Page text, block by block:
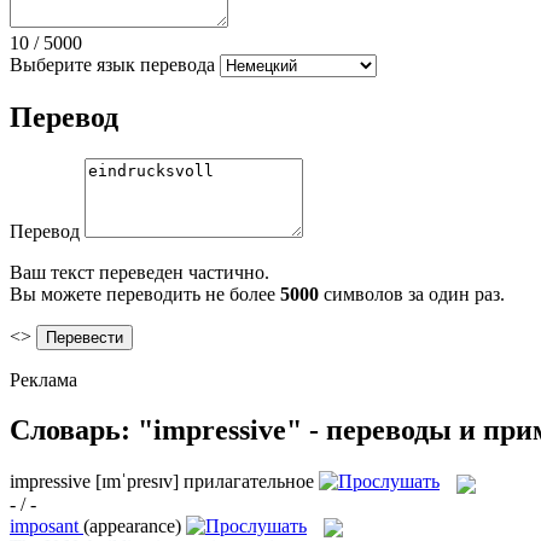
10 / 5000
Выберите язык перевода
Перевод
Перевод
Ваш текст переведен частично.
Вы можете переводить не более 5000 символов за один раз.
<>
Реклама
Словарь: "impressive" - переводы и
impressive [ɪmˈpresɪv] прилагательное
- / -
imposant (appearance)